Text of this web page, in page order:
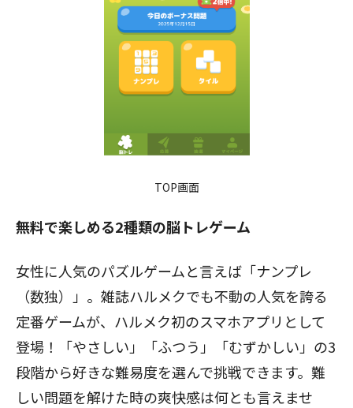
TOP画面
無料で楽しめる2種類の脳トレゲーム
女性に人気のパズルゲームと言えば「ナンプレ
（数独）」。雑誌ハルメクでも不動の人気を誇る
定番ゲームが、ハルメク初のスマホアプリとして
登場！「やさしい」「ふつう」「むずかしい」の3
段階から好きな難易度を選んで挑戦できます。難
しい問題を解けた時の爽快感は何とも言えませ